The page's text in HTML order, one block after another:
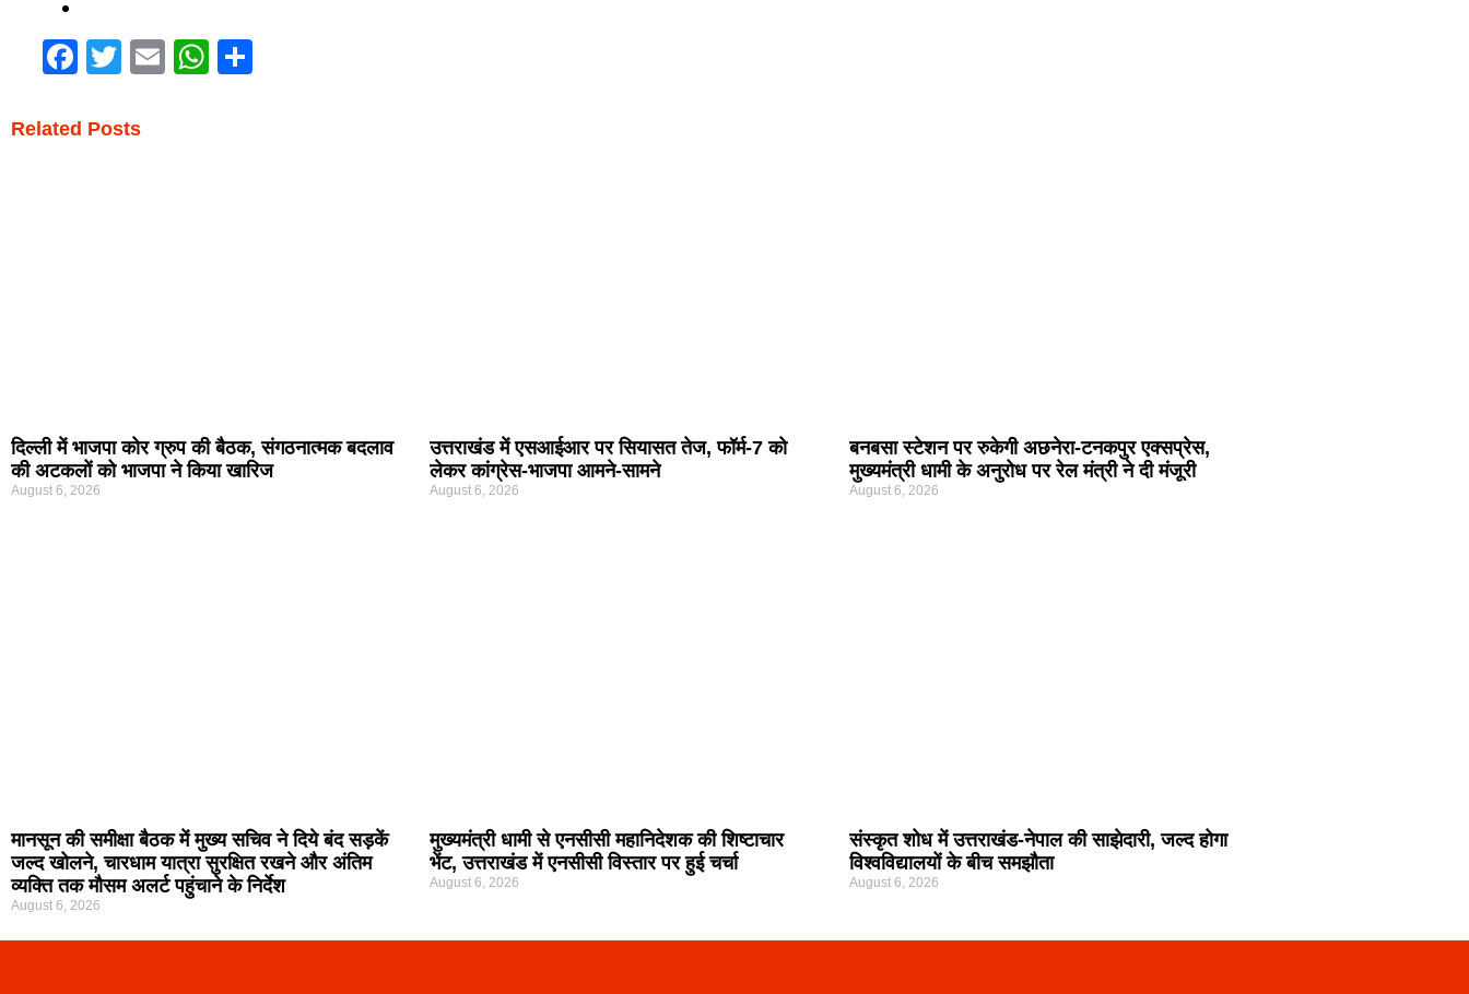
Facebook
TwitterEmailWhatsApp
Related Posts
दिल्ली में भाजपा कोर ग्रुप की बैठक, संगठनात्मक बदलाव
की अटकलों को भाजपा ने किया खारिज
August 6, 2026
उत्तराखंड में एसआईआर पर सियासत तेज, फॉर्म-7 को
लेकर कांग्रेस-भाजपा आमने-सामने
August 6, 2026
बनबसा स्टेशन पर रुकेगी अछनेरा-टनकपुर एक्सप्रेस,
मुख्यमंत्री धामी के अनुरोध पर रेल मंत्री ने दी मंजूरी
August 6, 2026
मानसून की समीक्षा बैठक में मुख्य सचिव ने दिये बंद सड़कें
जल्द खोलने, चारधाम यात्रा सुरक्षित रखने और अंतिम
व्यक्ति तक मौसम अलर्ट पहुंचाने के निर्देश
August 6, 2026
मुख्यमंत्री धामी से एनसीसी महानिदेशक की शिष्टाचार
भेंट, उत्तराखंड में एनसीसी विस्तार पर हुई चर्चा
August 6, 2026
संस्कृत शोध में उत्तराखंड-नेपाल की साझेदारी, जल्द होगा
विश्वविद्यालयों के बीच समझौता
August 6, 2026